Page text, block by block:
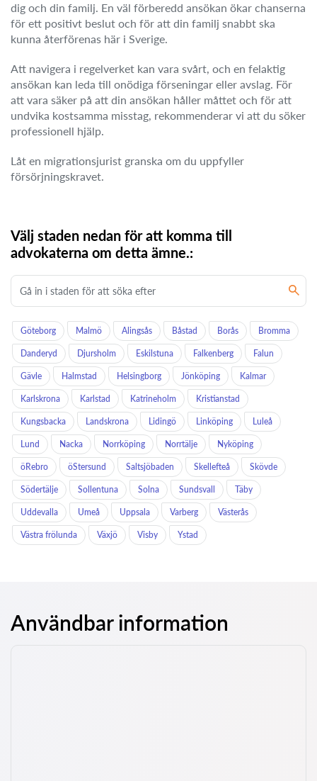
dig och din familj. En väl förberedd ansökan ökar chanserna
för ett positivt beslut och för att din familj snabbt ska
kunna återförenas här i Sverige.
Att navigera i regelverket kan vara svårt, och en felaktig
ansökan kan leda till onödiga förseningar eller avslag. För
att vara säker på att din ansökan håller måttet och för att
undvika kostsamma misstag, rekommenderar vi att du söker
professionell hjälp.
Låt en migrationsjurist granska om du uppfyller
försörjningskravet.
Välj staden nedan för att komma till
advokaterna om detta ämne.:
Göteborg Malmö Alingsås Båstad Borås Bromma
Danderyd Djursholm Eskilstuna Falkenberg Falun
Gävle Halmstad Helsingborg Jönköping Kalmar
Karlskrona Karlstad Katrineholm Kristianstad
Kungsbacka Landskrona Lidingö Linköping Luleå
Lund Nacka Norrköping Norrtälje Nyköping
öRebro öStersund Saltsjöbaden Skellefteå Skövde
Södertälje Sollentuna Solna Sundsvall Täby
Uddevalla Umeå Uppsala Varberg Västerås
Västra frölunda Växjö Visby Ystad
Användbar information